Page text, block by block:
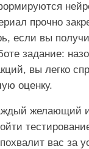
прочно
если вы
задание:
вы легко
оценку.
желающий
вас за